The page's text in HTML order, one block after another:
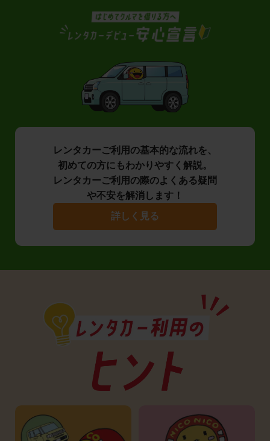
レンタカーご利用の基本的な流れを、
初めての方にもわかりやすく解説。
レンタカーご利用の際のよくある疑問
や不安を解消します！
詳しく見る